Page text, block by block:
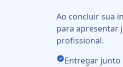
Ao concluir sua
para apresentar
profissional.
Entregar junto